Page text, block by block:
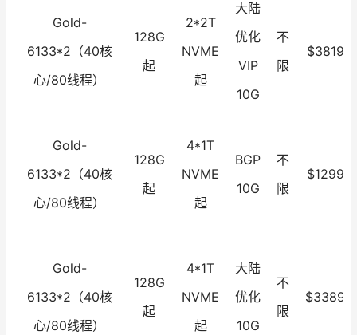
Gold-
6133*2（40核
心/80线程）
128G
起
2*2T
NVME
起
大陆
优化
VIP
10G
不
限
Gold-
6133*2（40核
心/80线程）
128G
起
4*1T
NVME
起
BGP
10G
不
限
Gold-
6133*2（40核
心/80线程）
128G
起
4*1T
NVME
起
大陆
优化
10G
不
限